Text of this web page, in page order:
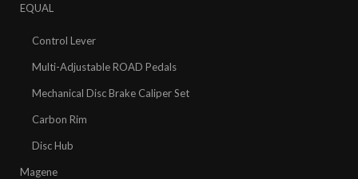
EQUAL
Control Lever
Multi-Adjustable ROAD Pedals
Mechanical Disc Brake Caliper Set
Carbon Rim
Disc Hub
Magene